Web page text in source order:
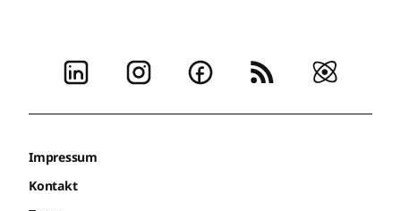
Impressum
Kontakt